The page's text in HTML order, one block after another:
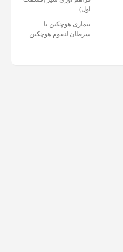
اول)
بیماری هوچکین یا
سرطان لنفوم هوچکین